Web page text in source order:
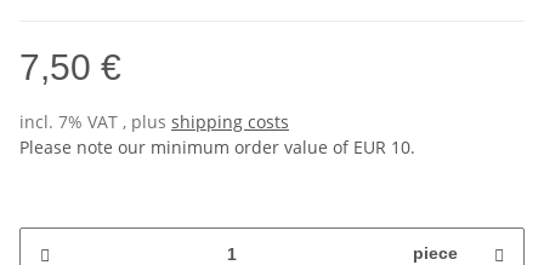
7,50 €
incl. 7% VAT , plus shipping costs
Please note our minimum order value of EUR 10.
piece